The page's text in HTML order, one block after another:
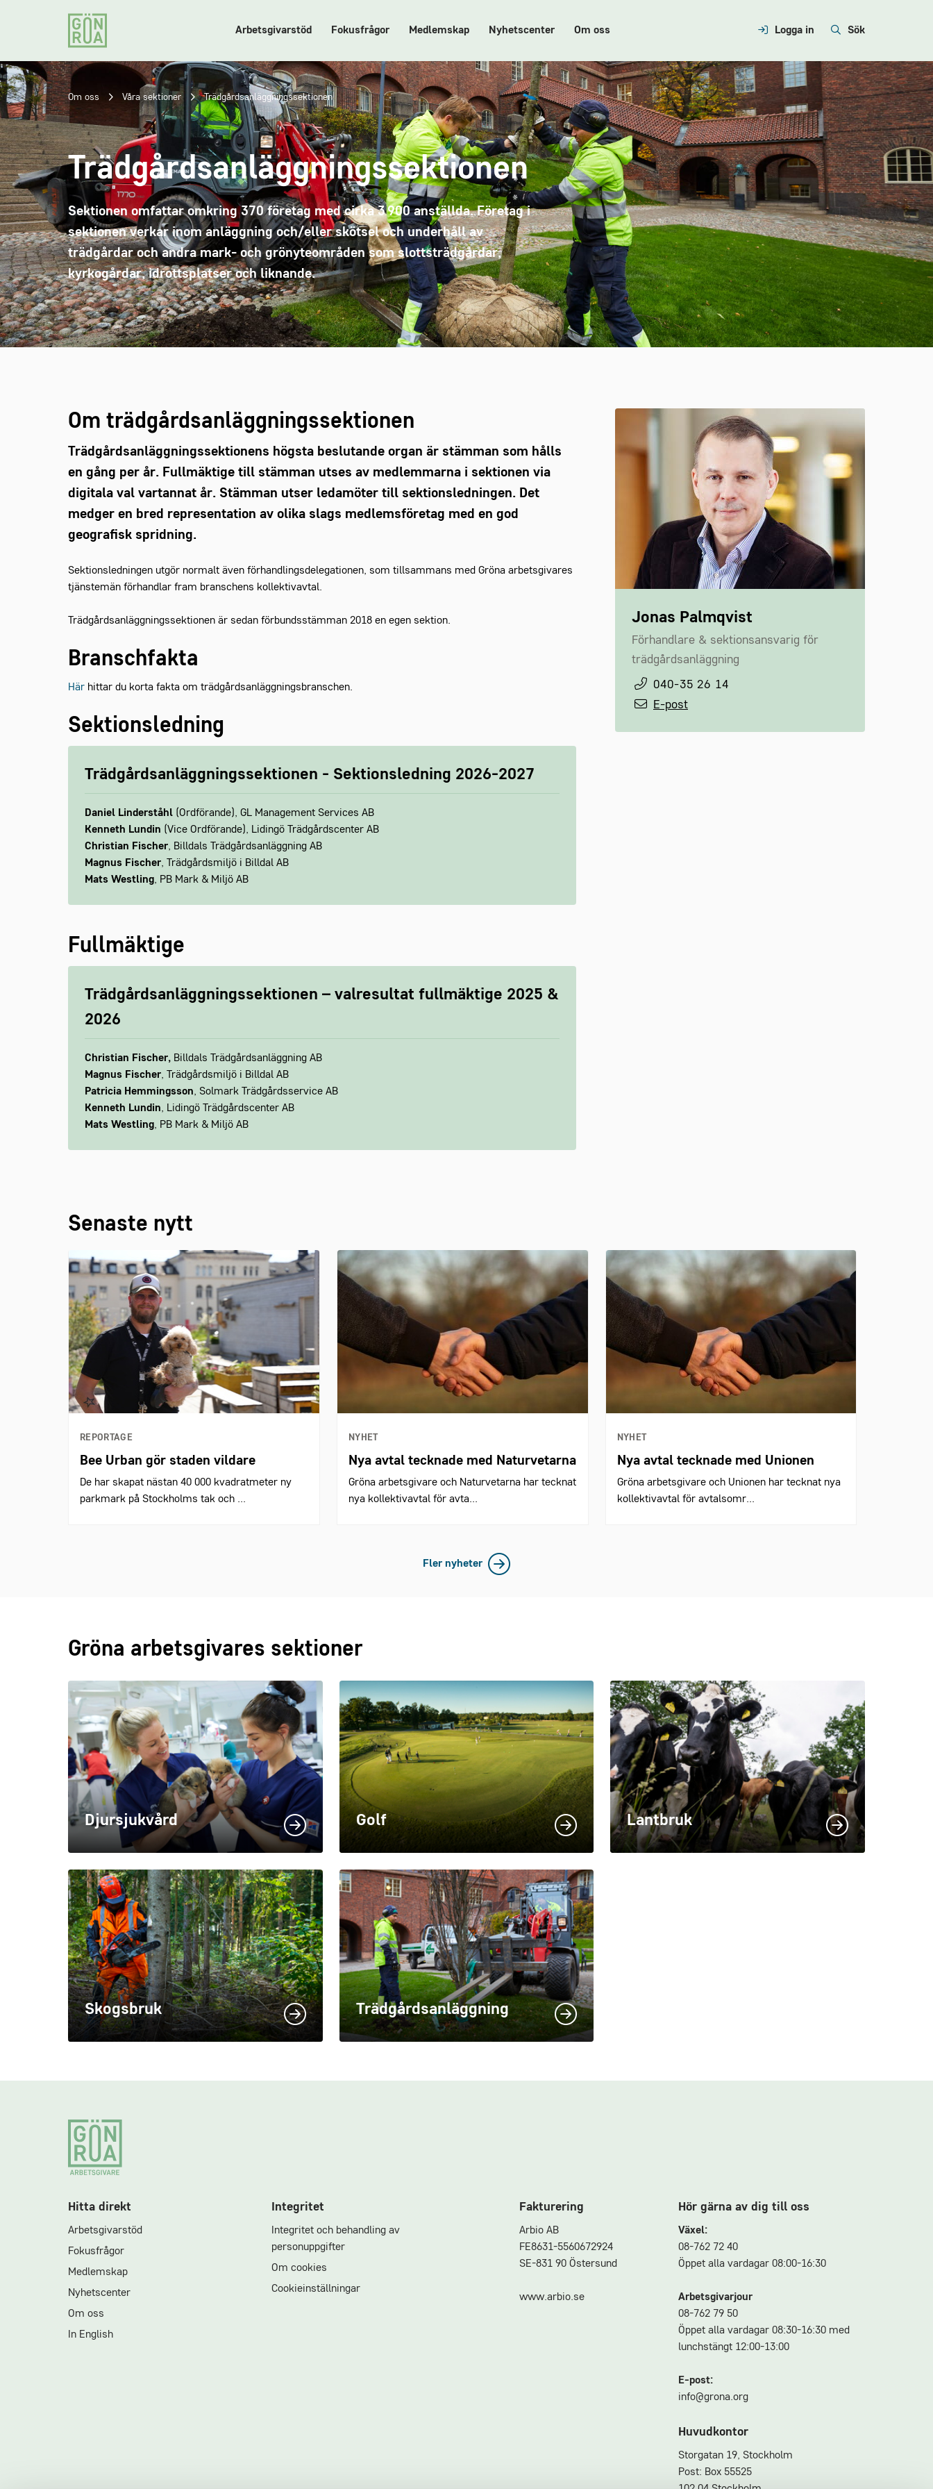
Arbetsgivarstöd Fokusfrågor Medlemskap Nyhetscenter Om oss Logga in Sök
Om oss Våra sektioner Trädgårdsanläggningssektionen
Trädgårdsanläggningssektionen
Sektionen omfattar omkring 370 företag med cirka 3 900 anställda. Företag i
sektionen verkar inom anläggning och/eller skötsel och underhåll av
trädgårdar och andra mark- och grönyteområden som slottsträdgårdar,
kyrkogårdar, idrottsplatser och liknande.
Om trädgårdsanläggningssektionen
Trädgårdsanläggningssektionens högsta beslutande organ är stämman som hålls
en gång per år. Fullmäktige till stämman utses av medlemmarna i sektionen via
digitala val vartannat år. Stämman utser ledamöter till sektionsledningen. Det
medger en bred representation av olika slags medlemsföretag med en god
geografisk spridning.
Sektionsledningen utgör normalt även förhandlingsdelegationen, som tillsammans med Gröna arbetsgivares
tjänstemän förhandlar fram branschens kollektivavtal.
Trädgårdsanläggningssektionen är sedan förbundsstämman 2018 en egen sektion.
Branschfakta
Här hittar du korta fakta om trädgårdsanläggningsbranschen.
Sektionsledning
Trädgårdsanläggningssektionen - Sektionsledning 2026-2027
Daniel Linderståhl (Ordförande), GL Management Services AB
Kenneth Lundin (Vice Ordförande), Lidingö Trädgårdscenter AB
Christian Fischer, Billdals Trädgårdsanläggning AB
Magnus Fischer, Trädgårdsmiljö i Billdal AB
Mats Westling, PB Mark & ​​Miljö AB
Fullmäktige
Trädgårdsanläggningssektionen – valresultat fullmäktige 2025 &
2026
Christian Fischer, Billdals Trädgårdsanläggning AB
Magnus Fischer, Trädgårdsmiljö i Billdal AB
Patricia Hemmingsson, Solmark Trädgårdsservice AB
Kenneth Lundin, Lidingö Trädgårdscenter AB
Mats Westling, PB Mark & Miljö AB
Jonas Palmqvist
Förhandlare & sektionsansvarig för
trädgårdsanläggning
040-35 26 14
E-post
Senaste nytt
REPORTAGE
Bee Urban gör staden vildare
De har skapat nästan 40 000 kvadratmeter ny
parkmark på Stockholms tak och ...
NYHET
Nya avtal tecknade med Naturvetarna
Gröna arbetsgivare och Naturvetarna har tecknat
nya kollektivavtal för avta...
NYHET
Nya avtal tecknade med Unionen
Gröna arbetsgivare och Unionen har tecknat nya
kollektivavtal för avtalsomr...
Fler nyheter
Gröna arbetsgivares sektioner
Djursjukvård Golf Lantbruk
Skogsbruk Trädgårdsanläggning
Hitta direkt
Arbetsgivarstöd
Fokusfrågor
Medlemskap
Nyhetscenter
Om oss
In English
Integritet
Integritet och behandling av
personuppgifter
Om cookies
Cookieinställningar
Fakturering
Arbio AB
FE8631-5560672924
SE-831 90 Östersund
www.arbio.se
Hör gärna av dig till oss
Växel:
08-762 72 40
Öppet alla vardagar 08:00-16:30
Arbetsgivarjour
08-762 79 50
Öppet alla vardagar 08:30-16:30 med
lunchstängt 12:00-13:00
E-post:
info@grona.org
Huvudkontor
Storgatan 19, Stockholm
Post: Box 55525